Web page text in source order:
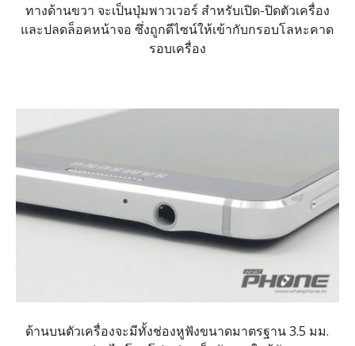
ทางด้านขวา จะเป็นปุ่มพาวเวอร์ สำหรับเปิด-ปิดตัวเครื่อง
และปลดล็อคหน้าจอ ซึ่งถูกดีไซน์ให้เข้ากับกรอบโลหะคาด
รอบเครื่อง
ด้านบนตัวเครื่องจะมีทั้งช่องหูฟังขนาดมาตรฐาน 3.5 มม.